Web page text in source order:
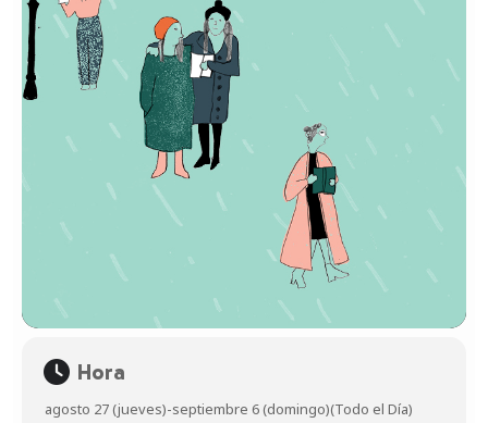
Hora
agosto 27 (jueves)-septiembre 6 (domingo)(Todo el Día)